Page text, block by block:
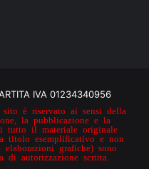
IVA 01234340956
è riservato ai sensi della
la pubblicazione e la
tutto il materiale originale
titolo esemplificativo e non
grafiche) sono
di autorizzazione scritta.